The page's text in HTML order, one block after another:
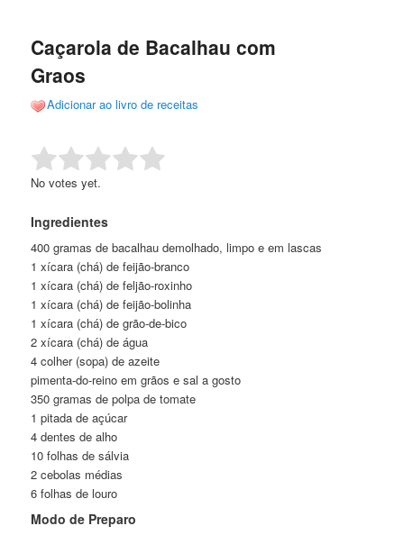
conteúdo
conteúdo
Caçarola de Bacalhau com
Graos
Adicionar ao livro de receitas
Rate this item: Submit Rating
No votes yet.
Ingredientes
400 gramas de bacalhau demolhado, limpo e em lascas
1 xícara (chá) de feijão-branco
1 xícara (chá) de feljão-roxinho
1 xícara (chá) de feijão-bolinha
1 xícara (chá) de grão-de-bico
2 xícara (chá) de água
4 colher (sopa) de azeite
pimenta-do-reino em grãos e sal a gosto
350 gramas de polpa de tomate
1 pitada de açúcar
4 dentes de alho
10 folhas de sálvia
2 cebolas médias
6 folhas de louro
Modo de Preparo